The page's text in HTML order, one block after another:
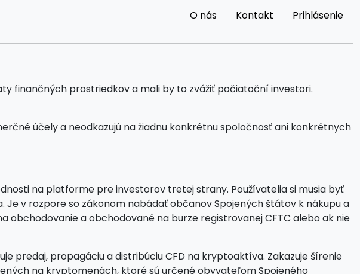
O nás Kontakt Prihlásenie
finančných prostriedkov a mali by to zvážiť počiatoční investori.
účely a neodkazujú na žiadnu konkrétnu spoločnosť ani konkrétnych
na platforme pre investorov tretej strany. Používatelia si musia byť
Je v rozpore so zákonom nabádať občanov Spojených štátov k nákupu a
a obchodované na burze registrovanej CFTC alebo ak nie
predaj, propagáciu a distribúciu CFD na kryptoaktíva. Zakazuje šírenie
na kryptomenách, ktoré sú určené obyvateľom Spojeného